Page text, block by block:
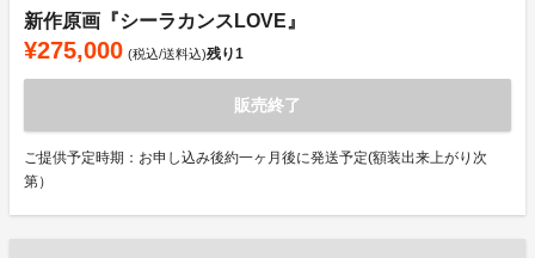
新作原画『シーラカンスLOVE』
¥275,000 (税込/送料込)残り1
販売終了
ご提供予定時期：お申し込み後約一ヶ月後に発送予定(額装出来上がり次
第）